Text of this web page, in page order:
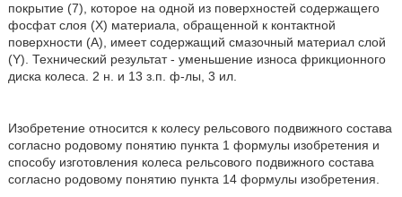
покрытие (7), которое на одной из поверхностей содержащего
фосфат слоя (X) материала, обращенной к контактной
поверхности (А), имеет содержащий смазочный материал слой
(Y). Технический результат - уменьшение износа фрикционного
диска колеса. 2 н. и 13 з.п. ф-лы, 3 ил.
Изобретение относится к колесу рельсового подвижного состава
согласно родовому понятию пункта 1 формулы изобретения и
способу изготовления колеса рельсового подвижного состава
согласно родовому понятию пункта 14 формулы изобретения.